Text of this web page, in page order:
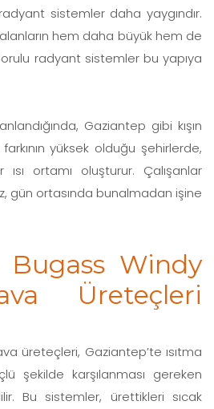
sistemler daha yaygındır.
hem daha büyük hem de
radyant sistemler bu yapıya
Gaziantep gibi kışın
yüksek olduğu şehirlerde,
ortamı oluşturur. Çalışanlar
gün ortasında bunalmadan işine
Bugass Windy
Üreteçleri
üreteçleri, Gaziantep’te ısıtma
şekilde karşılanması gereken
Bu sistemler, ürettikleri sıcak